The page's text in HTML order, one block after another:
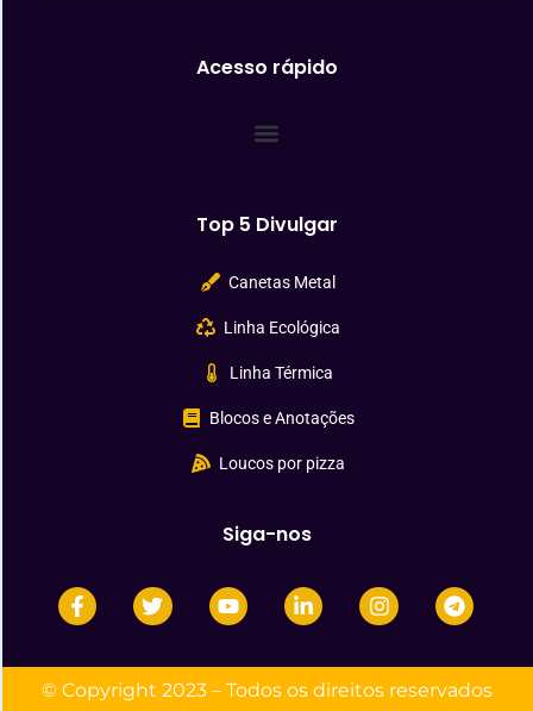
Acesso rápido
Top 5 Divulgar
Canetas Metal
Linha Ecológica
Linha Térmica
Blocos e Anotações
Loucos por pizza
Siga-nos
© Copyright 2023 – Todos os direitos reservados